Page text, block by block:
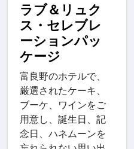
ラブ＆リュク
ス・セレブレ
ーションパッ
ケージ
富良野のホテルで、
厳選されたケーキ、
ブーケ、ワインをご
用意し、誕生日、記
念日、ハネムーンを